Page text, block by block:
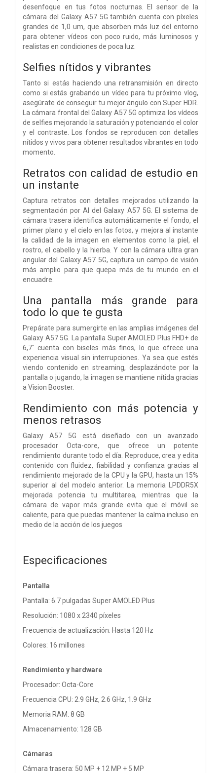
desenfoque en tus fotos nocturnas. El sensor de la
cámara del Galaxy A57 5G también cuenta con píxeles
grandes de 1,0 um, que absorben más luz del entorno
para obtener vídeos con poco ruido, más luminosos y
realistas en condiciones de poca luz.
Selfies nítidos y vibrantes
Tanto si estás haciendo una retransmisión en directo
como si estás grabando un vídeo para tu próximo vlog,
asegúrate de conseguir tu mejor ángulo con Super HDR.
La cámara frontal del Galaxy A57 5G optimiza los vídeos
de selfies mejorando la saturación y potenciando el color
y el contraste. Los fondos se reproducen con detalles
nítidos y vivos para obtener resultados vibrantes en todo
momento.
Retratos con calidad de estudio en
un instante
Captura retratos con detalles mejorados utilizando la
segmentación por AI del Galaxy A57 5G. El sistema de
cámara trasera identifica automáticamente el fondo, el
primer plano y el cielo en las fotos, y mejora al instante
la calidad de la imagen en elementos como la piel, el
rostro, el cabello y la hierba. Y con la cámara ultra gran
angular del Galaxy A57 5G, captura un campo de visión
más amplio para que quepa más de tu mundo en el
encuadre.
Una pantalla más grande para
todo lo que te gusta
Prepárate para sumergirte en las amplias imágenes del
Galaxy A57 5G. La pantalla Super AMOLED Plus FHD+ de
6,7" cuenta con biseles más finos, lo que ofrece una
experiencia visual sin interrupciones. Ya sea que estés
viendo contenido en streaming, desplazándote por la
pantalla o jugando, la imagen se mantiene nítida gracias
a Vision Booster.
Rendimiento con más potencia y
menos retrasos
Galaxy A57 5G está diseñado con un avanzado
procesador Octa-core, que ofrece un potente
rendimiento durante todo el día. Reproduce, crea y edita
contenido con fluidez, fiabilidad y confianza gracias al
rendimiento mejorado de la CPU y la GPU, hasta un 15%
superior al del modelo anterior. La memoria LPDDR5X
mejorada potencia tu multitarea, mientras que la
cámara de vapor más grande evita que el móvil se
caliente, para que puedas mantener la calma incluso en
medio de la acción de los juegos
Especificaciones
Pantalla
Pantalla: 6.7 pulgadas Super AMOLED Plus
Resolución: 1080 x 2340 píxeles
Frecuencia de actualización: Hasta 120 Hz
Colores: 16 millones
Rendimiento y hardware
Procesador: Octa-Core
Frecuencia CPU: 2.9 GHz, 2.6 GHz, 1.9 GHz
Memoria RAM: 8 GB
Almacenamiento: 128 GB
Cámaras
Cámara trasera: 50 MP + 12 MP + 5 MP